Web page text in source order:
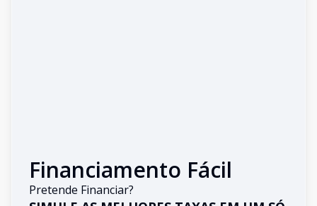
Financiamento Fácil
Pretende Financiar?